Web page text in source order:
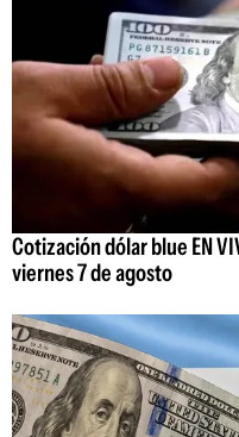
Cotización dólar blue EN
viernes 7 de agosto